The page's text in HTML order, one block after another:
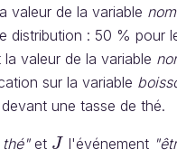
valeur de la variable
distribution : 50 % pour
la valeur de la variable
sur la variable
une tasse de thé.
thé"et J
J l'événement